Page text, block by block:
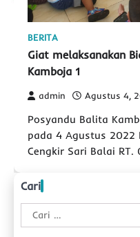
BERITA
Giat melaksanakan
Kamboja 1
admin Agustus 4,
Posyandu Balita
pada 4 Agustus 2022
Cengkir Sari Balai RT.
Cari
Cari
untuk: